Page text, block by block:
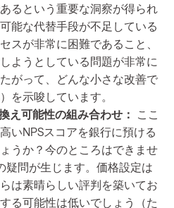
るという重要な洞察が得られ
能な代替手段が不足している
スが非常に困難であること、
ようとしている問題が非常に
がって、どんな小さな改善で
を示唆しています。
え可能性の組み合わせ：
ここ
いNPSスコアを銀行に預ける
うか？今のところはできませ
疑問が生じます。価格設定は
は素晴らしい評判を築いてお
る可能性は低いでしょう（た